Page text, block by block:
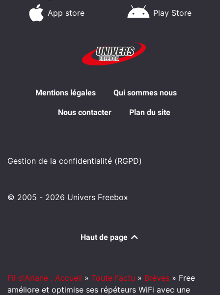
App store Play Store
Mentions légales Qui sommes nous
Nous contacter Plan du site
Gestion de la confidentialité (RGPD)
© 2005 - 2026 Univers Freebox
Haut de page
Fil d'Ariane : Accueil » Toute l'actu » Brèves » Free
améliore et optimise ses répéteurs WiFi avec une